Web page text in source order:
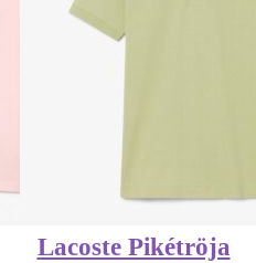
Lacoste Pikétröja